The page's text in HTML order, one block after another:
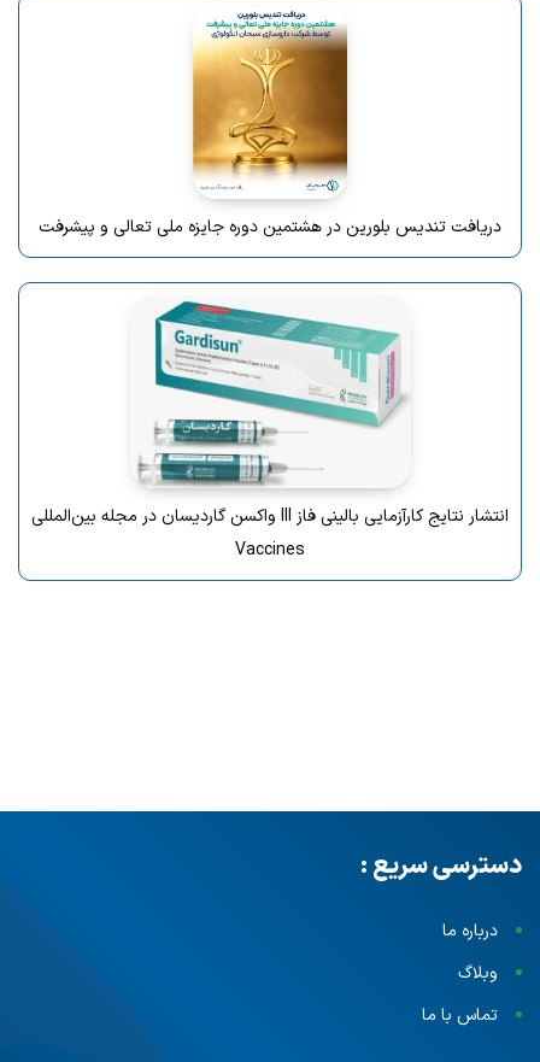
دریافت تندیس بلورین در هشتمین دوره جایزه ملی تعالی و پیشرفت
انتشار نتایج کارآزمایی بالینی فاز III واکسن گاردیسان در مجله بین‌المللی
Vaccines
دسترسی سریع :
درباره ما
وبلاگ
تماس با ما